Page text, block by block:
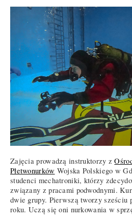
Zajęcia prowadzą instruktorzy z
Płetwonurków Wojska Polskiego w
studenci mechatroniki, którzy
związany z pracami podwodnymi.
dwie grupy. Pierwszą tworzy sześciu
roku. Uczą się oni nurkowania w